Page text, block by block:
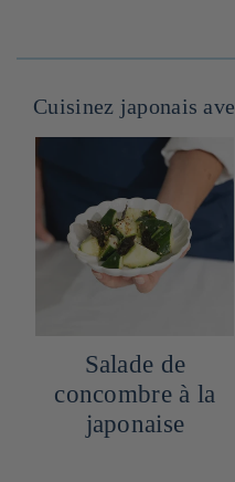
Cuisinez japonais
Salade de
concombre à la
japonaise